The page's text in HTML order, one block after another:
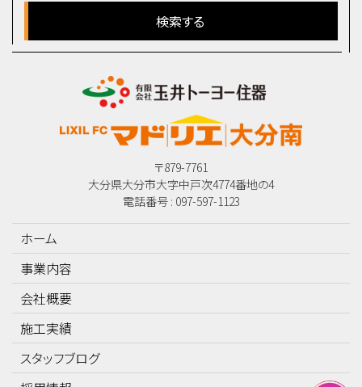
〒879-7761
大分県大分市大字中戸次4774番地の4
電話番号 : 097-597-1123
ホーム
事業内容
会社概要
施工実績
スタッフブログ